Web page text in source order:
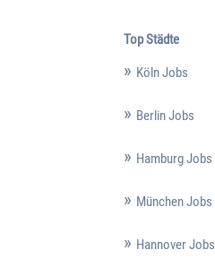
Top Städte
Köln Jobs
Berlin Jobs
Hamburg Jobs
München Jobs
Hannover Jobs